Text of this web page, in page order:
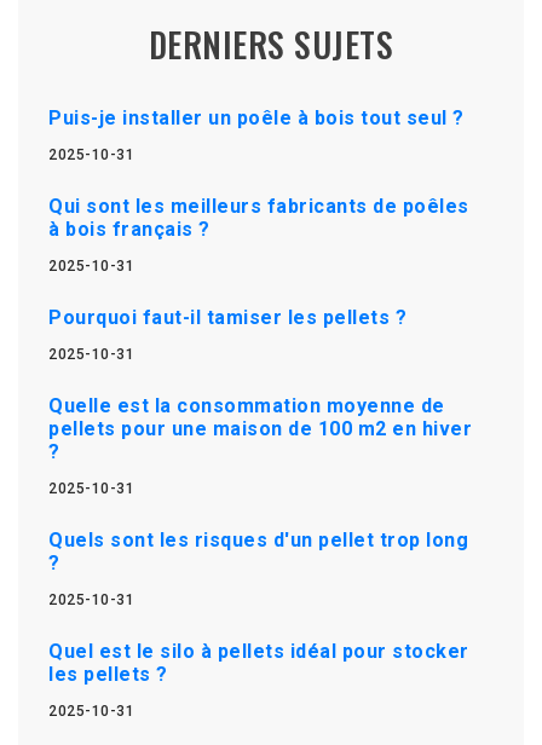
DERNIERS SUJETS
Puis-je installer un poêle à bois tout seul ?
2025-10-31
Qui sont les meilleurs fabricants de poêles
à bois français ?
2025-10-31
Pourquoi faut-il tamiser les pellets ?
2025-10-31
Quelle est la consommation moyenne de
pellets pour une maison de 100 m2 en hiver
?
2025-10-31
Quels sont les risques d'un pellet trop long
?
2025-10-31
Quel est le silo à pellets idéal pour stocker
les pellets ?
2025-10-31